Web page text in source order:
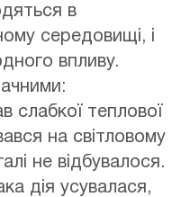
в
середовищі, і
впливу.
слабкої теплової
на світловому
не відбувалося.
дія усувалася,